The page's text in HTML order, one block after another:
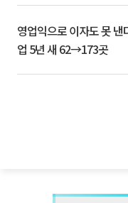
영업익으로 이자도 못
업 5년 새 62→173곳